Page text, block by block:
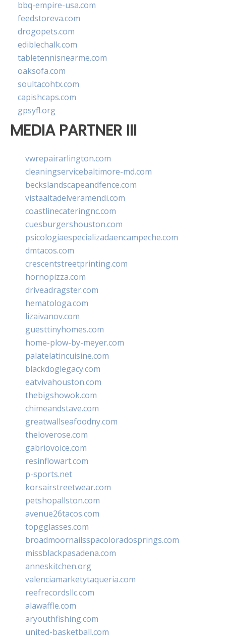
bbq-empire-usa.com
feedstoreva.com
drogopets.com
ediblechalk.com
tabletennisnearme.com
oaksofa.com
soultacohtx.com
capishcaps.com
gpsyfl.org
MEDIA PARTNER III
vwrepairarlington.com
cleaningservicebaltimore-md.com
beckslandscapeandfence.com
vistaaltadelveramendi.com
coastlinecateringnc.com
cuesburgershouston.com
psicologiaespecializadaencampeche.com
dmtacos.com
crescentstreetprinting.com
hornopizza.com
driveadragster.com
hematologa.com
lizaivanov.com
guesttinyhomes.com
home-plow-by-meyer.com
palatelatincuisine.com
blackdoglegacy.com
eatvivahouston.com
thebigshowok.com
chimeandstave.com
greatwallseafoodny.com
theloverose.com
gabriovoice.com
resinflowart.com
p-sports.net
korsairstreetwear.com
petshopallston.com
avenue26tacos.com
topgglasses.com
broadmoornailsspacoloradosprings.com
missblackpasadena.com
anneskitchen.org
valenciamarketytaqueria.com
reefrecordsllc.com
alawaffle.com
aryouthfishing.com
united-basketball.com